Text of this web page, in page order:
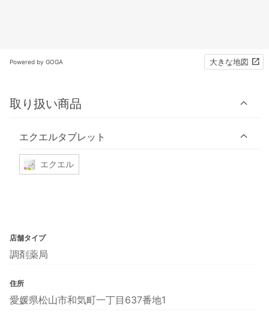
Powered by GOGA 大きな地図
取り扱い商品
エクエルタブレット
エクエル
店舗タイプ
調剤薬局
住所
愛媛県松山市和気町一丁目637番地1